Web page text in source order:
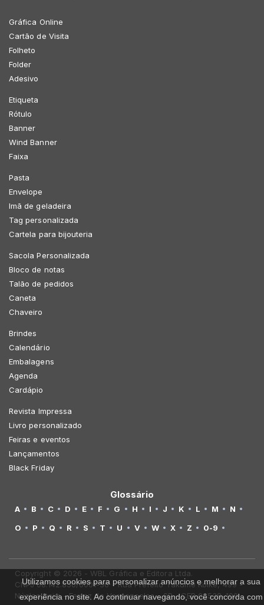
Gráfica Online
Cartão de Visita
Folheto
Folder
Adesivo
Etiqueta
Rótulo
Banner
Wind Banner
Faixa
Pasta
Envelope
Imã de geladeira
Tag personalizada
Cartela para bijouteria
Sacola Personalizada
Bloco de notas
Talão de pedidos
Caneta
Chaveiro
Brindes
Calendário
Embalagens
Agenda
Cardápio
Revista Impressa
Livro personalizado
Feiras e eventos
Lançamentos
Black Friday
Glossário
A B C D E F G H I J K L M
N
O
P Q R S T U V W X Z 0-9
Copyright © 2026 - WBL Gráfica e Editora Ltda.
CNPJ 08.142.850/0001-36 - Rua Prefeito Takume Koike, 499 -
Núcleo Itaim - Ferraz de Vasconcelos - SP - CEP 08538-100
Utilizamos cookies para personalizar anúncios e melhorar a sua
experiência no site. Ao continuar navegando, você concorda com